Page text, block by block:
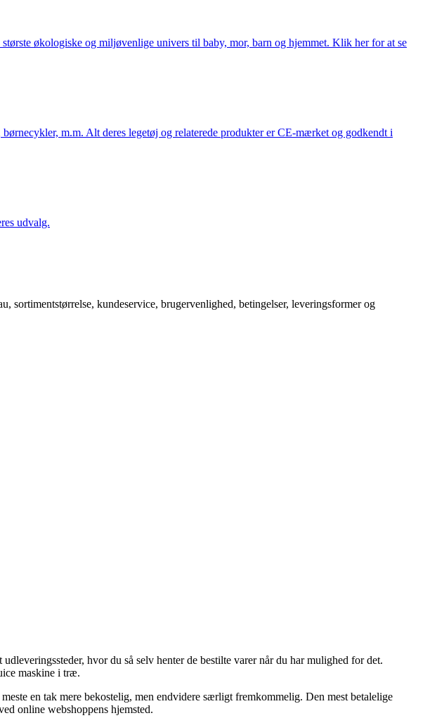
økologiske og miljøvenlige univers til baby, mor, barn og hjemmet. Klik her for at se
m.m. Alt deres legetøj og relaterede produkter er CE-mærket og godkendt i
udvalg.
sortimentstørrelse, kundeservice, brugervenlighed, betingelser, leveringsformer og
hvor du så selv henter de bestilte varer når du har mulighed for det.
maskine i træ.
en tak mere bekostelig, men endvidere særligt fremkommelig. Den mest betalelige
online webshoppens hjemsted.